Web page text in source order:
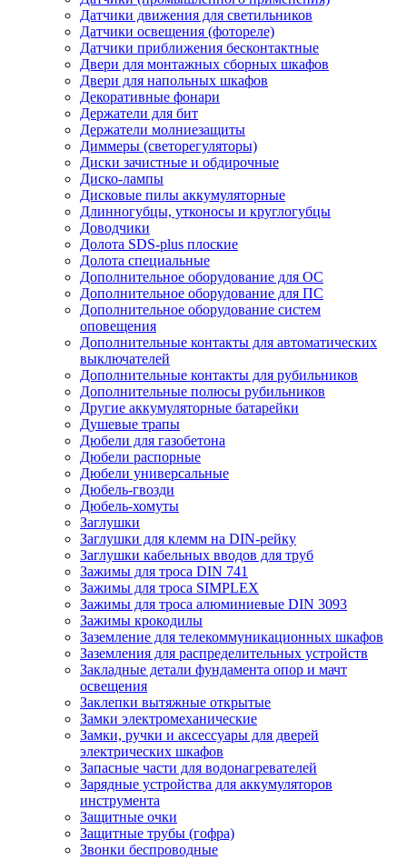
Датчики движения для светильников
Датчики освещения (фотореле)
Датчики приближения бесконтактные
Двери для монтажных сборных шкафов
Двери для напольных шкафов
Декоративные фонари
Держатели для бит
Держатели молниезащиты
Диммеры (светорегуляторы)
Диски зачистные и обдирочные
Диско-лампы
Дисковые пилы аккумуляторные
Длинногубцы, утконосы и круглогубцы
Доводчики
Долота SDS-plus плоские
Долота специальные
Дополнительное оборудование для ОС
Дополнительное оборудование для ПС
Дополнительное оборудование систем
оповещения
Дополнительные контакты для автоматических
выключателей
Дополнительные контакты для рубильников
Дополнительные полюсы рубильников
Другие аккумуляторные батарейки
Душевые трапы
Дюбели для газобетона
Дюбели распорные
Дюбели универсальные
Дюбель-гвозди
Дюбель-хомуты
Заглушки
Заглушки для клемм на DIN-рейку
Заглушки кабельных вводов для труб
Зажимы для троса DIN 741
Зажимы для троса SIMPLEX
Зажимы для троса алюминиевые DIN 3093
Зажимы крокодилы
Заземление для телекоммуникационных шкафов
Заземления для распределительных устройств
Закладные детали фундамента опор и мачт
освещения
Заклепки вытяжные открытые
Замки электромеханические
Замки, ручки и аксессуары для дверей
электрических шкафов
Запасные части для водонагревателей
Зарядные устройства для аккумуляторов
инструмента
Защитные очки
Защитные трубы (гофра)
Звонки беспроводные